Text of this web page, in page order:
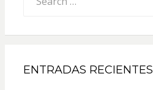
for:
ENTRADAS RECIENTES